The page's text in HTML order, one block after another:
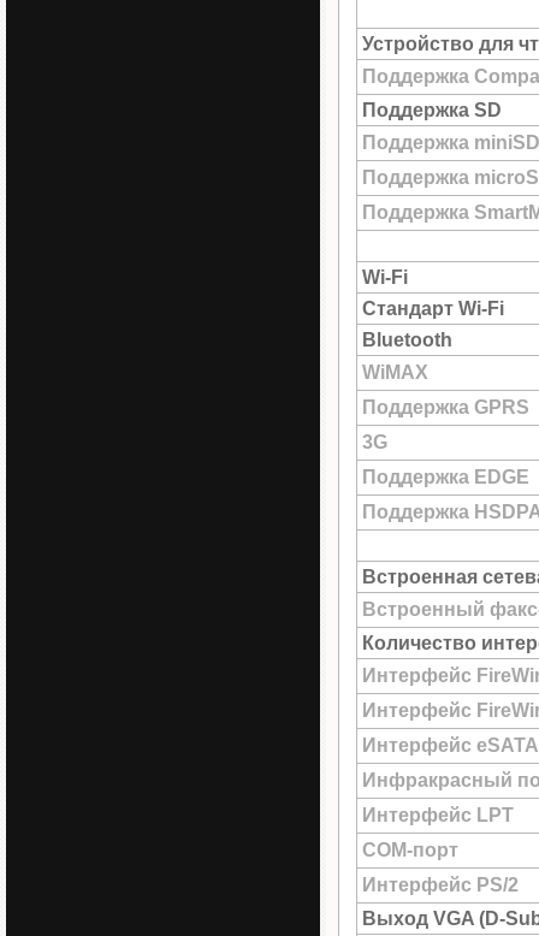
Устройство для
Поддержка
Поддержка SD
Поддержка miniSD
Поддержка
Поддержка
Wi-Fi
Стандарт Wi-Fi
Bluetooth
WiMAX
Поддержка GPRS
3G
Поддержка EDGE
Поддержка
Встроенная
Встроенный
Количество
Интерфейс
Интерфейс
Интерфейс eSATA
Инфракрасный
Интерфейс LPT
COM-порт
Интерфейс PS/2
Выход VGA (D-